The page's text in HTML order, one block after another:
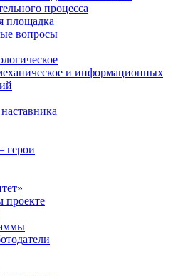
процесса
площадка
вопросы
и информационных
герои
проекте